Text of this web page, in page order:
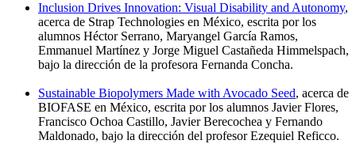
Inclusion Drives Innovation: Visual Disability and Autonomy,
acerca de Strap Technologies en México, escrita por los
alumnos Héctor Serrano, Maryangel García Ramos,
Emmanuel Martínez y Jorge Miguel Castañeda Himmelspach,
bajo la dirección de la profesora Fernanda Concha.
Sustainable Biopolymers Made with Avocado Seed, acerca de
BIOFASE en México, escrita por los alumnos Javier Flores,
Francisco Ochoa Castillo, Javier Berecochea y Fernando
Maldonado, bajo la dirección del profesor Ezequiel Reficco.